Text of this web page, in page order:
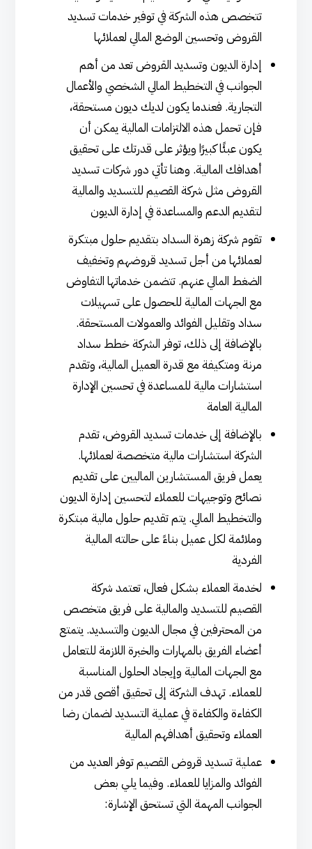
تتخصص هذه الشركة في توفير خدمات تسديد
القروض وتحسين الوضع المالي لعملائها
إدارة الديون وتسديد القروض تعد من أهم
الجوانب في التخطيط المالي الشخصي والأعمال
التجارية. فعندما يكون لديك ديون مستحقة،
فإن تحمل هذه الالتزامات المالية يمكن أن
يكون عبئًا كبيرًا ويؤثر على قدرتك على تحقيق
أهدافك المالية. وهنا تأتي دور شركات تسديد
القروض مثل شركة القصيم للتسديد والمالية
لتقديم الدعم والمساعدة في إدارة الديون
تقوم شركة زهرة السداد بتقديم حلول مبتكرة
لعملائها من أجل تسديد قروضهم وتخفيف
الضغط المالي عنهم. تتضمن خدماتها التفاوض
مع الجهات المالية للحصول على تسهيلات
سداد وتقليل الفوائد والعمولات المستحقة.
بالإضافة إلى ذلك، توفر الشركة خطط سداد
مرنة ومتكيفة مع قدرة العميل المالية، وتقدم
استشارات مالية للمساعدة في تحسين الإدارة
المالية العامة
بالإضافة إلى خدمات تسديد القروض، تقدم
الشركة استشارات مالية متخصصة لعملائها.
يعمل فريق المستشارين الماليين على تقديم
نصائح وتوجيهات للعملاء لتحسين إدارة الديون
والتخطيط المالي. يتم تقديم حلول مالية مبتكرة
وملائمة لكل عميل بناءً على حالته المالية
الفردية
لخدمة العملاء بشكل فعال، تعتمد شركة
القصيم للتسديد والمالية على فريق متخصص
من المحترفين في مجال الديون والتسديد. يتمتع
أعضاء الفريق بالمهارات والخبرة اللازمة للتعامل
مع الجهات المالية وإيجاد الحلول المناسبة
للعملاء. تهدف الشركة إلى تحقيق أقصى قدر من
الكفاءة والكفاءة في عملية التسديد لضمان رضا
العملاء وتحقيق أهدافهم المالية
عملية تسديد قروض القصيم توفر العديد من
الفوائد والمزايا للعملاء. وفيما يلي بعض
الجوانب المهمة التي تستحق الإشارة: